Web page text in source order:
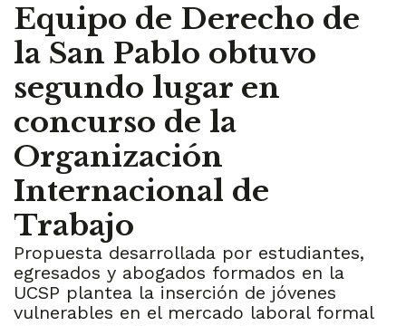
Equipo de Derecho de
la San Pablo obtuvo
segundo lugar en
concurso de la
Organización
Internacional de
Trabajo
Propuesta desarrollada por estudiantes,
egresados y abogados formados en la
UCSP plantea la inserción de jóvenes
vulnerables en el mercado laboral formal